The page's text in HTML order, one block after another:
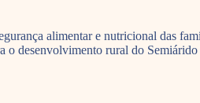
alimentar e nutricional das
o desenvolvimento rural do